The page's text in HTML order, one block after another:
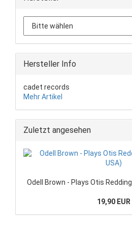
Hersteller Info
cadet records
Mehr Artikel
Zuletzt angesehen
Odell Brown - Plays Otis
19,90 EUR